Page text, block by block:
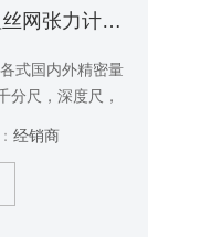
瑞士SEFA数显丝网张力计维修
式国内外精密量
分尺，深度尺，
膜厚仪、微分头
深度尺维修、超
国内外大型仪
经销商